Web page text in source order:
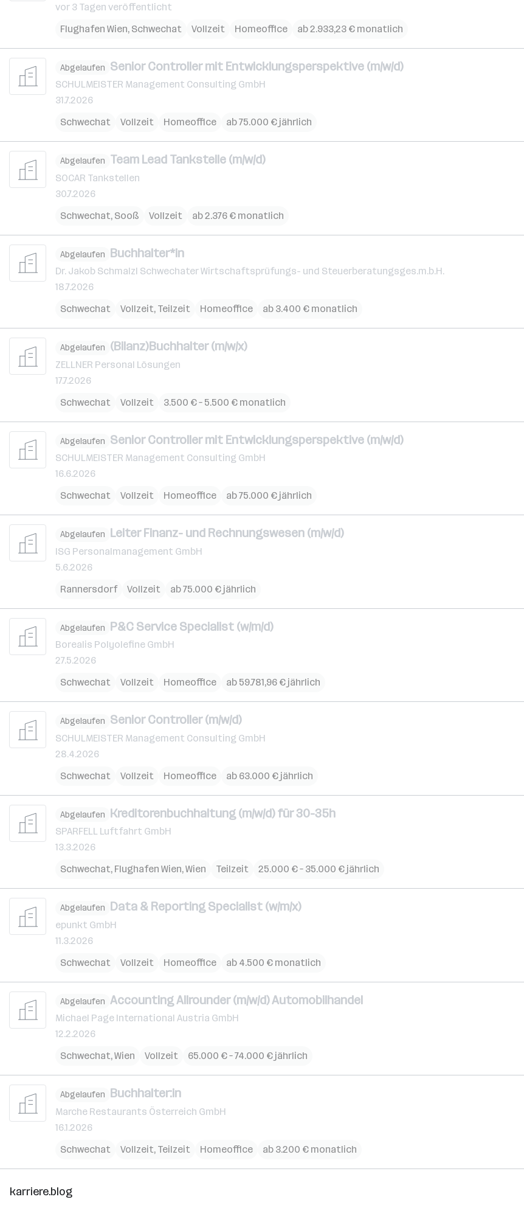
vor 3 Tagen veröffentlicht
Flughafen Wien, Schwechat Vollzeit Homeoffice ab 2.933,23 € monatlich
Abgelaufen Senior Controller mit Entwicklungsperspektive (m/w/d)
SCHULMEISTER Management Consulting GmbH
31.7.2026
Schwechat
Vollzeit Homeoffice ab 75.000 € jährlich
Abgelaufen Team Lead Tankstelle (m/w/d)
SOCAR Tankstellen
30.7.2026
Schwechat, Sooß Vollzeit ab 2.376 € monatlich
Abgelaufen Buchhalter*in
Dr. Jakob Schmalzl Schwechater Wirtschaftsprüfungs- und Steuerberatungsges.m.b.H.
18.7.2026
Schwechat
Vollzeit, Teilzeit Homeoffice ab 3.400 € monatlich
Abgelaufen (Bilanz)Buchhalter (m/w/x)
ZELLNER Personal Lösungen
17.7.2026
Schwechat
Vollzeit 3.500 € – 5.500 € monatlich
Abgelaufen Senior Controller mit Entwicklungsperspektive (m/w/d)
SCHULMEISTER Management Consulting GmbH
16.6.2026
Schwechat
Vollzeit Homeoffice ab 75.000 € jährlich
Abgelaufen Leiter Finanz- und Rechnungswesen (m/w/d)
ISG Personalmanagement GmbH
5.6.2026
Rannersdorf
Vollzeit ab 75.000 € jährlich
Abgelaufen P&C Service Specialist (w/m/d)
Borealis Polyolefine GmbH
27.5.2026
Schwechat
Vollzeit Homeoffice ab 59.781,96 € jährlich
Abgelaufen Senior Controller (m/w/d)
SCHULMEISTER Management Consulting GmbH
28.4.2026
Schwechat
Vollzeit Homeoffice ab 63.000 € jährlich
Abgelaufen Kreditorenbuchhaltung (m/w/d) für 30-35h
SPARFELL Luftfahrt GmbH
13.3.2026
Schwechat, Flughafen Wien,Wien Teilzeit 25.000 € – 35.000 € jährlich
Abgelaufen Data & Reporting Specialist (w/m/x)
epunkt GmbH
11.3.2026
Schwechat
Vollzeit Homeoffice ab 4.500 € monatlich
Abgelaufen Accounting Allrounder (m/w/d) Automobilhandel
Michael Page International Austria GmbH
12.2.2026
Schwechat,Wien Vollzeit 65.000 € – 74.000 € jährlich
Abgelaufen Buchhalter:in
Marche Restaurants Österreich GmbH
16.1.2026
Schwechat
Vollzeit, Teilzeit Homeoffice ab 3.200 € monatlich
karriere.blog